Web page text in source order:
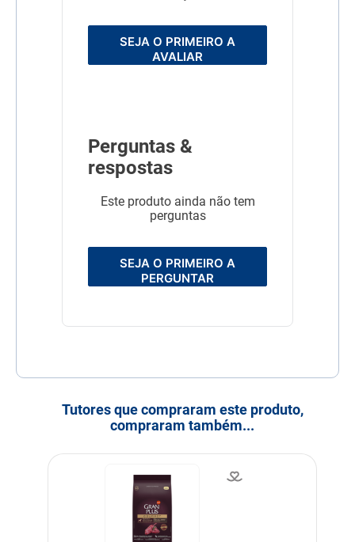
SEJA O PRIMEIRO A
AVALIAR
Perguntas &
respostas
Este produto ainda não tem
perguntas
SEJA O PRIMEIRO A
PERGUNTAR
Tutores que compraram este produto,
compraram também...